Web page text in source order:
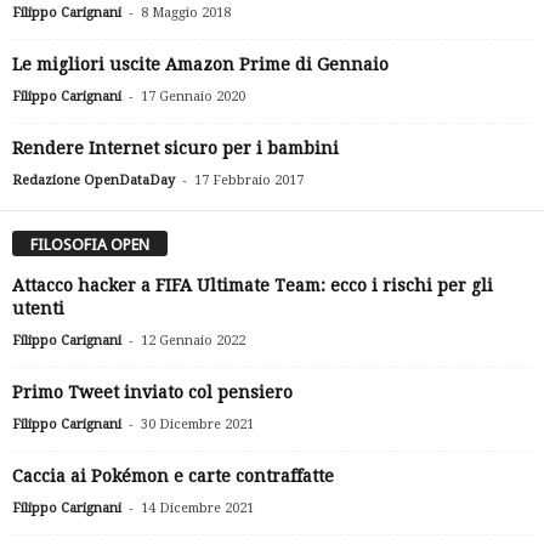
Filippo Carignani - 8 Maggio 2018
Le migliori uscite Amazon Prime di Gennaio
Filippo Carignani - 17 Gennaio 2020
Rendere Internet sicuro per i bambini
Redazione OpenDataDay - 17 Febbraio 2017
FILOSOFIA OPEN
Attacco hacker a FIFA Ultimate Team: ecco i rischi per gli
utenti
Filippo Carignani - 12 Gennaio 2022
Primo Tweet inviato col pensiero
Filippo Carignani - 30 Dicembre 2021
Caccia ai Pokémon e carte contraffatte
Filippo Carignani - 14 Dicembre 2021